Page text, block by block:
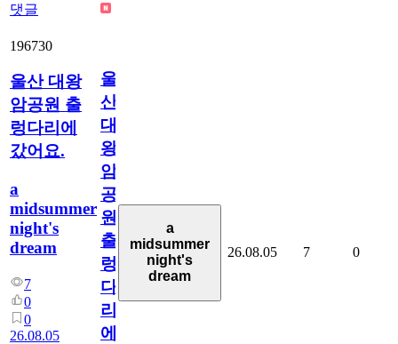
댓글
196730
울산 대왕
암공원 출
렁다리에
갔어요.
a
midsummer
night's
dream
7
0
0
26.08.05
울
산
대
왕
암
공
원
출
렁
다
리
에
a
midsummer
night's
dream
26.08.05 7 0